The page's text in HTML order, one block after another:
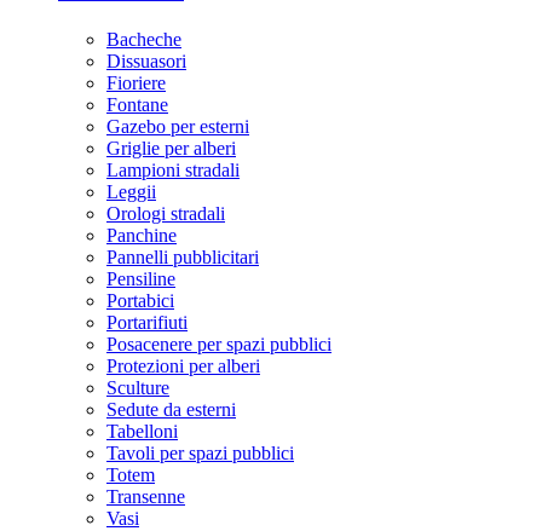
Bacheche
Dissuasori
Fioriere
Fontane
Gazebo per esterni
Griglie per alberi
Lampioni stradali
Leggii
Orologi stradali
Panchine
Pannelli pubblicitari
Pensiline
Portabici
Portarifiuti
Posacenere per spazi pubblici
Protezioni per alberi
Sculture
Sedute da esterni
Tabelloni
Tavoli per spazi pubblici
Totem
Transenne
Vasi